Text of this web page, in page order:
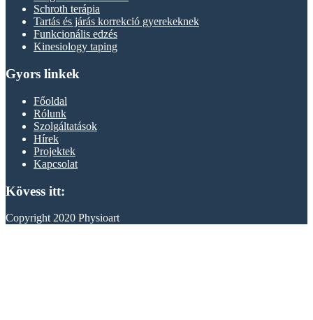
Schroth terápia
Tartás és járás korrekció gyerekeknek
Funkcionális edzés
Kinesiology taping
Gyors linkek
Főoldal
Rólunk
Szolgáltatások
Hírek
Projektek
Kapcsolat
Kövess itt:
Copyright 2020 Physioart